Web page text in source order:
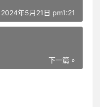
2024年5月21日 pm1:21
下一篇 »